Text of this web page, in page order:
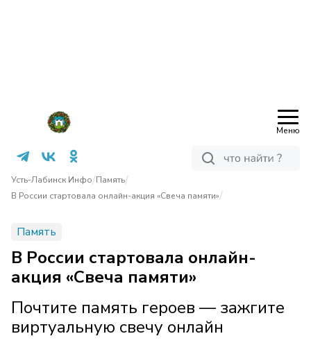
Меню
Усть-Лабинск Инфо/Память/
В России стартовала онлайн-акция «Свеча памяти»/
Память
В России стартовала онлайн-
акция «Свеча памяти»
Почтите память героев — зажгите
виртуальную свечу онлайн